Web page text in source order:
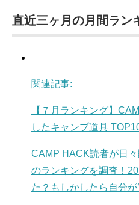
直近三ヶ月の月間ラン
関連記事:
【７月ランキング】
したキャンプ道具
CAMP HACK読者が日
のランキングを調査！
た？もしかしたら自分